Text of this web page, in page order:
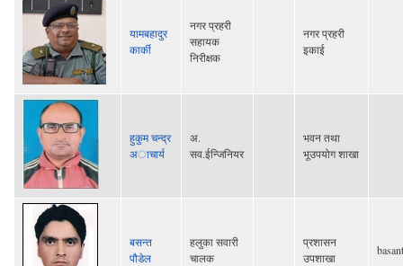
यामबहादुर
कार्की
नगर प्रहरी
सहायक
निरीक्षक
नगर प्रहरी
इकाई
हुकुम चन्द्र
अाचार्य
अ.
सव.ईन्जिनियर
भवन तथा
भूउपयोग शाखा
बसन्त
पौडेल
हलुका सवारी
चालक
प्रशासन
उपशाखा